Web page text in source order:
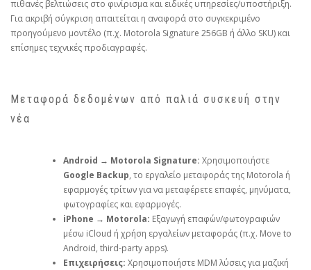
πιθανές βελτιώσεις στο φινίρισμα και ειδικές υπηρεσίες/υποστήριξη.
Για ακριβή σύγκριση απαιτείται η αναφορά στο συγκεκριμένο
προηγούμενο μοντέλο (π.χ. Motorola Signature 256GB ή άλλο SKU) και
επίσημες τεχνικές προδιαγραφές.
Μεταφορά δεδομένων από παλιά συσκευή στην
νέα
Android → Motorola Signature: Χρησιμοποιήστε
Google Backup, το εργαλείο μεταφοράς της Motorola ή
εφαρμογές τρίτων για να μεταφέρετε επαφές, μηνύματα,
φωτογραφίες και εφαρμογές.
iPhone → Motorola: Εξαγωγή επαφών/φωτογραφιών
μέσω iCloud ή χρήση εργαλείων μεταφοράς (π.χ. Move to
Android, third‑party apps).
Επιχειρήσεις: Χρησιμοποιήστε MDM λύσεις για μαζική